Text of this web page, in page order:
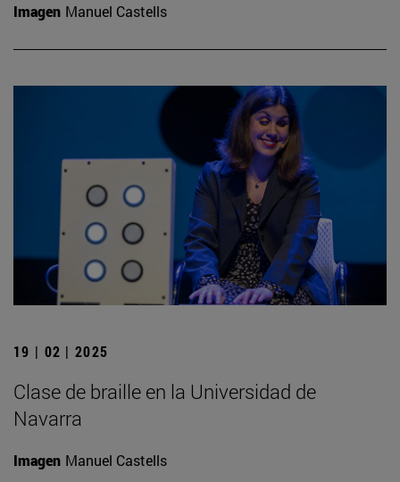
Imagen Manuel Castells
19 | 02 | 2025
Clase de braille en la Universidad de
Navarra
Imagen Manuel Castells